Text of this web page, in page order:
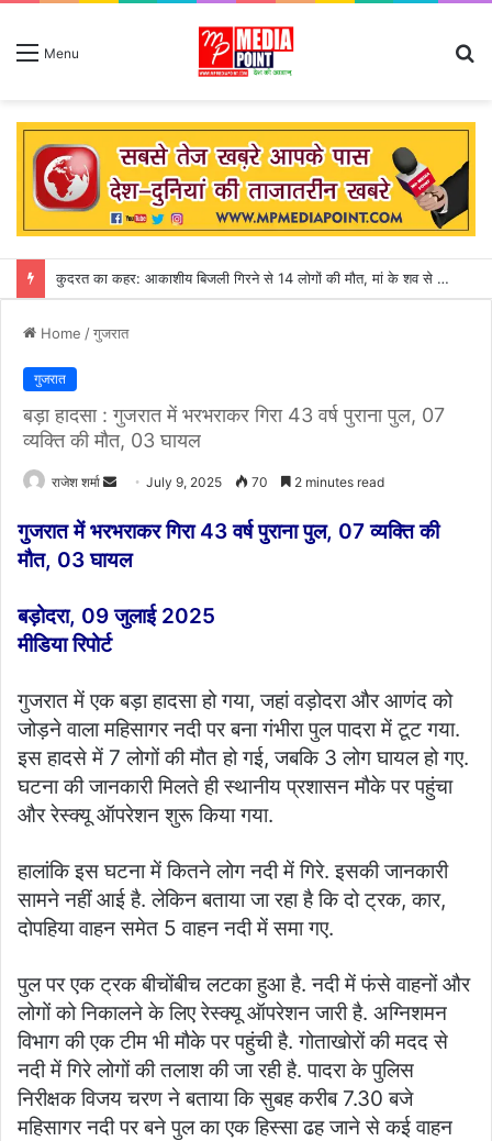
Menu
Home /गुजरात
गुजरात
बड़ा हादसा : गुजरात में भरभराकर गिरा 43 वर्ष पुराना पुल, 07
व्यक्ति की मौत, 03 घायल
राजेश शर्मा
n
d
n
a
i
July 9, 2025 70 2 minutes read
गुजरात में भरभराकर गिरा 43 वर्ष पुराना पुल, 07 व्यक्ति की
मौत, 03 घायल
बड़ोदरा, 09 जुलाई 2025
मीडिया रिपोर्ट
गुजरात में एक बड़ा हादसा हो गया, जहां वड़ोदरा और आणंद को
जोड़ने वाला महिसागर नदी पर बना गंभीरा पुल पादरा में टूट गया.
इस हादसे में 7 लोगों की मौत हो गई, जबकि 3 लोग घायल हो गए.
घटना की जानकारी मिलते ही स्थानीय प्रशासन मौके पर पहुंचा
और रेस्क्यू ऑपरेशन शुरू किया गया.
हालांकि इस घटना में कितने लोग नदी में गिरे. इसकी जानकारी
सामने नहीं आई है. लेकिन बताया जा रहा है कि दो ट्रक, कार,
दोपहिया वाहन समेत 5 वाहन नदी में समा गए.
पुल पर एक ट्रक बीचोंबीच लटका हुआ है. नदी में फंसे वाहनों और
लोगों को निकालने के लिए रेस्क्यू ऑपरेशन जारी है. अग्निशमन
विभाग की एक टीम भी मौके पर पहुंची है. गोताखोरों की मदद से
नदी में गिरे लोगों की तलाश की जा रही है. पादरा के पुलिस
निरीक्षक विजय चरण ने बताया कि सुबह करीब 7.30 बजे
महिसागर नदी पर बने पुल का एक हिस्सा ढह जाने से कई वाहन